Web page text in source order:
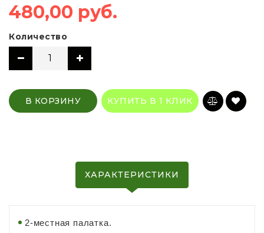
480,00 руб.
Количество
В КОРЗИНУ КУПИТЬ В 1 КЛИК
ХАРАКТЕРИСТИКИ
2-местная палатка.